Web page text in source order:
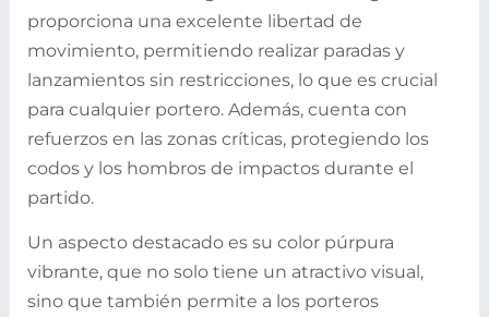
proporciona una excelente libertad de
movimiento, permitiendo realizar paradas y
lanzamientos sin restricciones, lo que es crucial
para cualquier portero. Además, cuenta con
refuerzos en las zonas críticas, protegiendo los
codos y los hombros de impactos durante el
partido.
Un aspecto destacado es su color púrpura
vibrante, que no solo tiene un atractivo visual,
sino que también permite a los porteros